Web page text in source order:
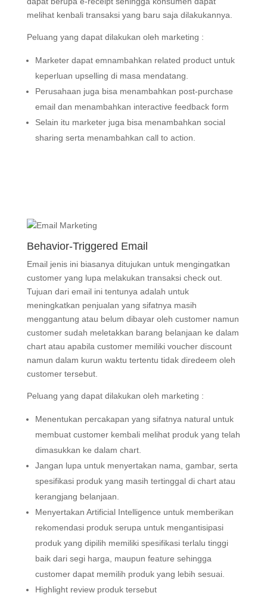
melihat kenbali transaksi yang baru saja dilakukannya.
Peluang yang dapat dilakukan oleh marketing :
Marketer dapat emnambahkan related product untuk
keperluan upselling di masa mendatang.
Perusahaan juga bisa menambahkan post-purchase
email dan menambahkan interactive feedback form
Selain itu marketer juga bisa menambahkan social
sharing serta menambahkan call to action.
Behavior-Triggered Email
Email jenis ini biasanya ditujukan untuk mengingatkan
customer yang lupa melakukan transaksi check out.
Tujuan dari email ini tentunya adalah untuk
meningkatkan penjualan yang sifatnya masih
menggantung atau belum dibayar oleh customer namun
customer sudah meletakkan barang belanjaan ke dalam
chart atau apabila customer memiliki voucher discount
namun dalam kurun waktu tertentu tidak diredeem oleh
customer tersebut.
Peluang yang dapat dilakukan oleh marketing :
Menentukan percakapan yang sifatnya natural untuk
membuat customer kembali melihat produk yang telah
dimasukkan ke dalam chart.
Jangan lupa untuk menyertakan nama, gambar, serta
spesifikasi produk yang masih tertinggal di chart atau
kerangjang belanjaan.
Menyertakan Artificial Intelligence untuk memberikan
rekomendasi produk serupa untuk mengantisipasi
produk yang dipilih memiliki spesifikasi terlalu tinggi
baik dari segi harga, maupun feature sehingga
customer dapat memilih produk yang lebih sesuai.
Highlight review produk tersebut